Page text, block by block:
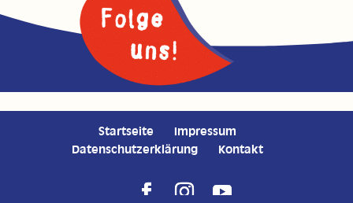
Startseite
Impressum
Datenschutzerklärung
Kontakt